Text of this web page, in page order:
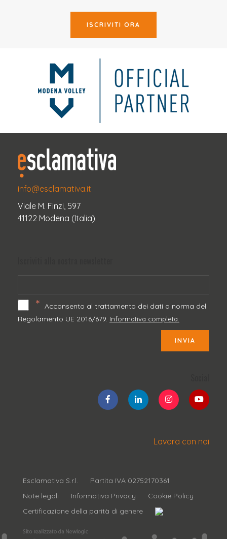
ISCRIVITI ORA
info@esclamativa.it
Viale M. Finzi, 597
41122 Modena (Italia)
* Acconsento al trattamento dei dati a norma del
Regolamento UE 2016/679. Informativa completa.
INVIA
Lavora con noi
Esclamativa S.r.l.
Partita IVA 02752170361
Note legali
Informativa Privacy
Cookie Policy
Certificazione della parità di genere